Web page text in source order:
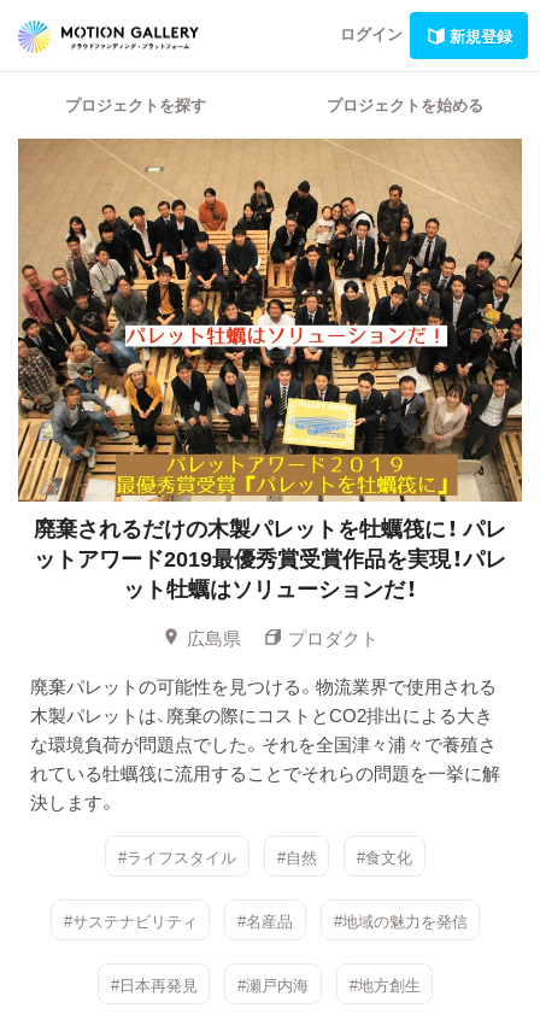
ログイン 新規登録
プロジェクトを探す プロジェクトを始める
廃棄されるだけの木製パレットを牡蠣筏に！パレ
ットアワード2019最優秀賞受賞作品を実現！パレ
ット牡蠣はソリューションだ！
広島県
プロダクト
廃棄パレットの可能性を見つける。物流業界で使用される
木製パレットは、廃棄の際にコストとCO2排出による大き
な環境負荷が問題点でした。それを全国津々浦々で養殖さ
れている牡蠣筏に流用することでそれらの問題を一挙に解
決します。
#ライフスタイル #自然 #食文化
#サステナビリティ #名産品 #地域の魅力を発信
#日本再発見 #瀬戸内海 #地方創生